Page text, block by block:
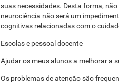
suas necessidades. Desta forma,
neurociência não será um
cognitivas relacionadas com o
Escolas e pessoal docente
Ajudar os meus alunos a melhorar a
Os problemas de atenção são